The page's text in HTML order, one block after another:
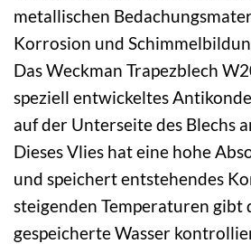
metallischen
Korrosion und
Das Weckman Trapezblech
speziell entwickeltes
auf der Unterseite des Blechs
Dieses Vlies hat eine hohe
und speichert entstehendes
steigenden Temperaturen gibt
gespeicherte Wasser